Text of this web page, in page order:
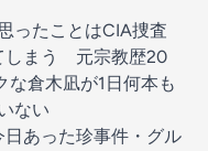
ったことはCIA捜査
しまう 元宗教歴20
な倉木凪が1日何本も
ない
あった珍事件・グル